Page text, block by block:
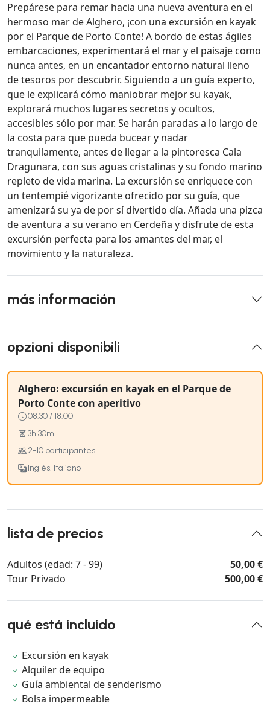
Prepárese para remar hacia una nueva aventura en el
hermoso mar de Alghero, ¡con una excursión en kayak
por el Parque de Porto Conte! A bordo de estas ágiles
embarcaciones, experimentará el mar y el paisaje como
nunca antes, en un encantador entorno natural lleno
de tesoros por descubrir. Siguiendo a un guía experto,
que le explicará cómo maniobrar mejor su kayak,
explorará muchos lugares secretos y ocultos,
accesibles sólo por mar. Se harán paradas a lo largo de
la costa para que pueda bucear y nadar
tranquilamente, antes de llegar a la pintoresca Cala
Dragunara, con sus aguas cristalinas y su fondo marino
repleto de vida marina. La excursión se enriquece con
un tentempié vigorizante ofrecido por su guía, que
amenizará su ya de por sí divertido día. Añada una pizca
de aventura a su verano en Cerdeña y disfrute de esta
excursión perfecta para los amantes del mar, el
movimiento y la naturaleza.
más información
opzioni disponibili
Alghero: excursión en kayak en el Parque de
Porto Conte con aperitivo
08:30 / 18:00
3h 30m
2-10 participantes
Inglés, Italiano
lista de precios
Adultos (edad: 7 - 99)
50,00 €
Tour Privado
500,00 €
qué está incluido
Excursión en kayak
Alquiler de equipo
Guía ambiental de senderismo
Bolsa impermeable